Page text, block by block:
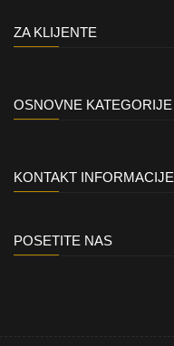
ZA KLIJENTE
OSNOVNE KATEGORIJE
KONTAKT INFORMACIJE
POSETITE NAS